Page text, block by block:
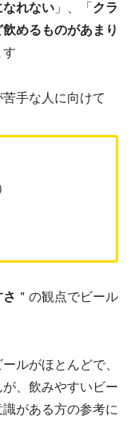
なれない 」、「 クラ
めるものがあまり
す
手な人に向けて
＂の観点でビール
ルがほとんどで、
、飲みやすいビー
がある方の参考に